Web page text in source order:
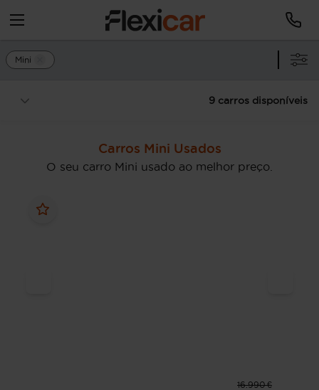
Mini
9 carros disponíveis
Carros Mini Usados
O seu carro Mini usado ao melhor preço.
16.990 €